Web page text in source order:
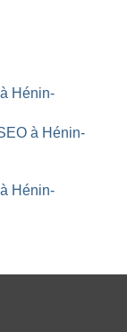
Hénin-
à Hénin-
Hénin-